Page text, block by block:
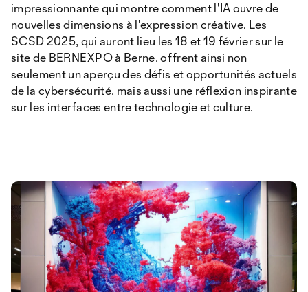
impressionnante qui montre comment l'IA ouvre de
nouvelles dimensions à l'expression créative. Les
SCSD 2025, qui auront lieu les 18 et 19 février sur le
site de BERNEXPO à Berne, offrent ainsi non
seulement un aperçu des défis et opportunités actuels
de la cybersécurité, mais aussi une réflexion inspirante
sur les interfaces entre technologie et culture.